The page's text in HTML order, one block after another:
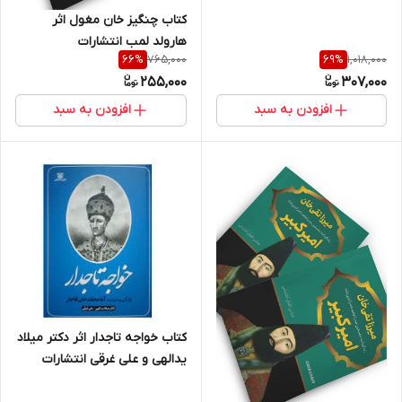
1,018,000
69%
307,000
افزودن به سبد
کتاب چنگیز خان مغول اثر
هارولد لمب انتشارات
765,000
66%
255,000
افزودن به سبد
کتاب خواجه تاجدار اثر دکتر میلاد
یدالهی و علی غرقی انتشارات